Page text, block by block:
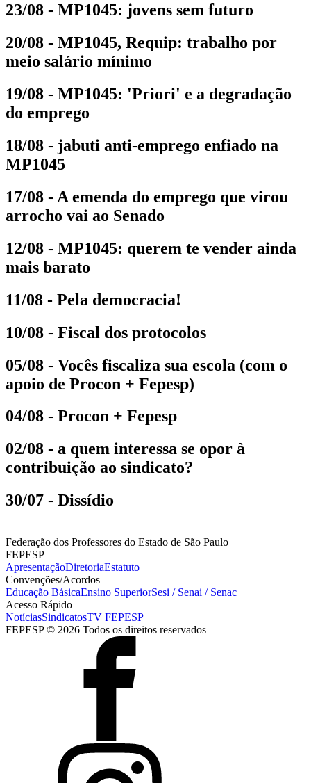
23/08 - MP1045: jovens sem futuro
20/08 - MP1045, Requip: trabalho por
meio salário mínimo
19/08 - MP1045: 'Priori' e a degradação
do emprego
18/08 - jabuti anti-emprego enfiado na
MP1045
17/08 - A emenda do emprego que virou
arrocho vai ao Senado
12/08 - MP1045: querem te vender ainda
mais barato
11/08 - Pela democracia!
10/08 - Fiscal dos protocolos
05/08 - Vocês fiscaliza sua escola (com o
apoio de Procon + Fepesp)
04/08 - Procon + Fepesp
02/08 - a quem interessa se opor à
contribuição ao sindicato?
30/07 - Dissídio
Federação dos Professores do Estado de São Paulo
FEPESP
ApresentaçãoDiretoriaEstatuto
Convenções/Acordos
Educação BásicaEnsino SuperiorSesi / Senai / Senac
Acesso Rápido
NotíciasSindicatosTV FEPESP
FEPESP © 2026 Todos os direitos reservados